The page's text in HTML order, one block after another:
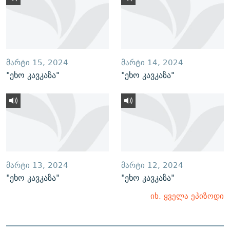
ᲛᲐᲠᲢᲘ 15, 2024
"ეხო კავკაზა"
ᲛᲐᲠᲢᲘ 14, 2024
"ეხო კავკაზა"
ᲛᲐᲠᲢᲘ 13, 2024
"ეხო კავკაზა"
ᲛᲐᲠᲢᲘ 12, 2024
"ეხო კავკაზა"
იხ. ყველა ეპიზოდი